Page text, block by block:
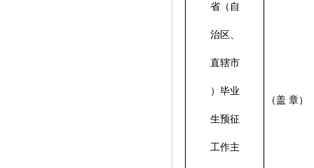
省（自
治区、
直辖市
）毕业
生预征
工作主
（盖 章）